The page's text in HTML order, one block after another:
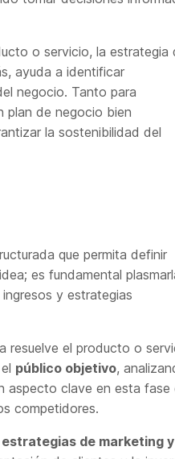
o servicio, la estrategia
ayuda a identificar
negocio. Tanto para
plan de negocio bien
la sostenibilidad del
que permita definir
es fundamental
y estrategias
resuelve el producto o
público objetivo,
aspecto clave en esta fase
competidores.
estrategias de marketing y